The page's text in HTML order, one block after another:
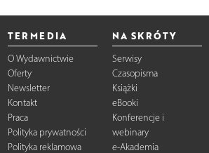
TERMEDIA
O Wydawnictwie
Oferty
Newsletter
Kontakt
Praca
Polityka prywatności
Polityka reklamowa
NA SKRÓTY
Serwisy
Czasopisma
Książki
eBooki
Konferencje i
webinary
e-Akademia